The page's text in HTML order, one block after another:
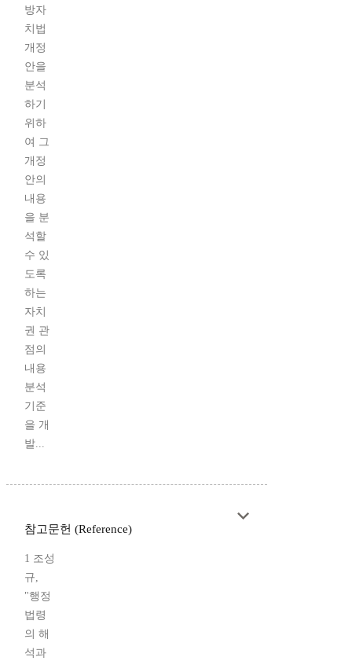
방자
치법
개정
안을
분석
하기
위하
여 그
개정
안의
내용
을 분
석할
수 있
도록
하는
자치
권 관
점의
내용
분석
기준
을 개
발...
참고문헌 (Reference)
1 조성
규,
"행정
법령
의 해
석과